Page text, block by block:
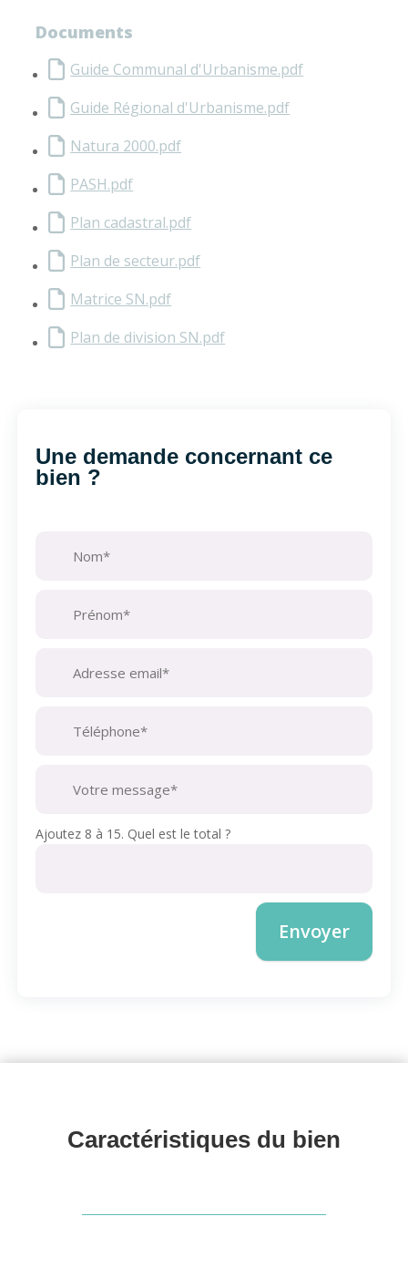
Documents
Guide Communal d'Urbanisme.pdf
Guide Régional d'Urbanisme.pdf
Natura 2000.pdf
PASH.pdf
Plan cadastral.pdf
Plan de secteur.pdf
Matrice SN.pdf
Plan de division SN.pdf
Une demande concernant ce
bien ?
Ajoutez 8 à 15. Quel est le total ?
Envoyer
Caractéristiques du bien